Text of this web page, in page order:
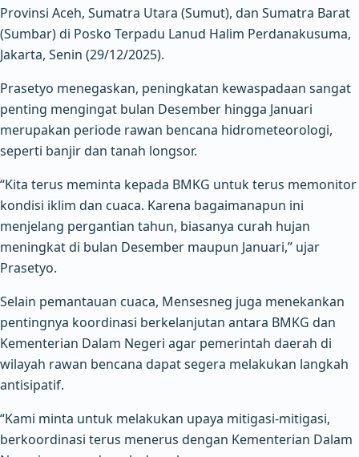
Provinsi Aceh, Sumatra Utara (Sumut), dan Sumatra Barat
(Sumbar) di Posko Terpadu Lanud Halim Perdanakusuma,
Jakarta, Senin (29/12/2025).
Prasetyo menegaskan, peningkatan kewaspadaan sangat
penting mengingat bulan Desember hingga Januari
merupakan periode rawan bencana hidrometeorologi,
seperti banjir dan tanah longsor.
“Kita terus meminta kepada BMKG untuk terus memonitor
kondisi iklim dan cuaca. Karena bagaimanapun ini
menjelang pergantian tahun, biasanya curah hujan
meningkat di bulan Desember maupun Januari,” ujar
Prasetyo.
Selain pemantauan cuaca, Mensesneg juga menekankan
pentingnya koordinasi berkelanjutan antara BMKG dan
Kementerian Dalam Negeri agar pemerintah daerah di
wilayah rawan bencana dapat segera melakukan langkah
antisipatif.
“Kami minta untuk melakukan upaya mitigasi-mitigasi,
berkoordinasi terus menerus dengan Kementerian Dalam